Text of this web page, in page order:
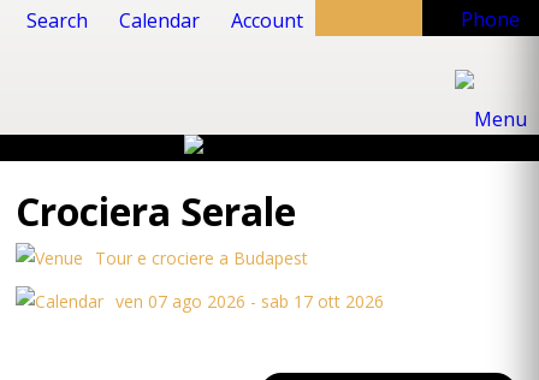
Crociera Serale
Tour e crociere a Budapest
ven 07 ago 2026 - sab 17 ott 2026